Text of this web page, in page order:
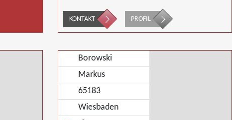
KONTAKT PROFIL
Borowski
Markus
65183
Wiesbaden